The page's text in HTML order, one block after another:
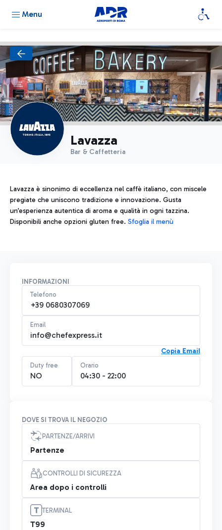
Menu
Lavazza
Bar & Caffetteria
Lavazza è sinonimo di eccellenza nel caffè italiano, con miscele
pregiate che uniscono tradizione e innovazione. Gusta
un’esperienza autentica di aroma e qualità in ogni tazzina.
Disponibili anche opzioni gluten free. Sfoglia il menù
INFORMAZIONI
Telefono
+39 0680307069
Email
info@chefexpress.it
Copia Email
Duty free
NO
Orario
04:30 - 22:00
DOVE SI TROVA IL NEGOZIO
PARTENZE/ARRIVI
Partenze
CONTROLLI DI SICUREZZA
Area dopo i controlli
TERMINAL
T99